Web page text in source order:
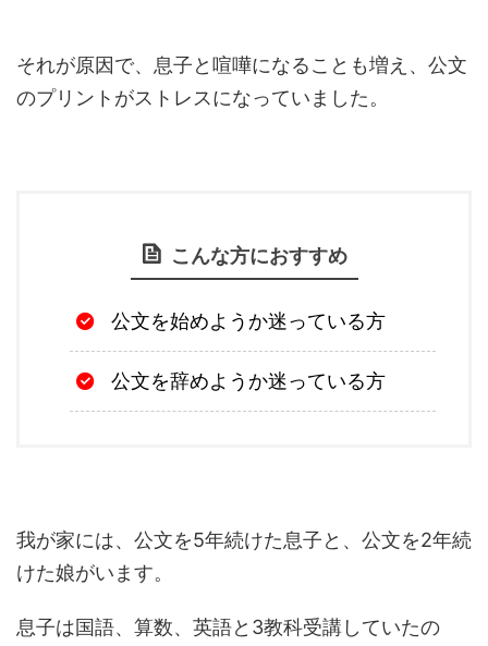
それが原因で、息子と喧嘩になることも増え、公文
のプリントがストレスになっていました。
こんな方におすすめ
公文を始めようか迷っている方
公文を辞めようか迷っている方
我が家には、公文を5年続けた息子と、公文を2年続
けた娘がいます。
息子は国語、算数、英語と3教科受講していたの